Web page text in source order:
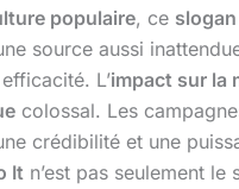
populaire, ce
source aussi
L’impact sur la
colossal. Les
crédibilité et une
It n’est pas seulement